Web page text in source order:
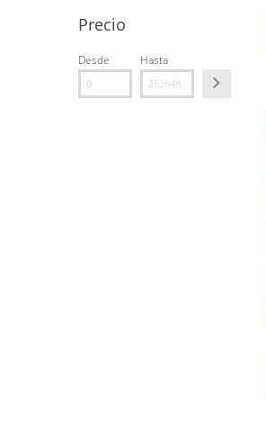
Precio
Desde Hasta